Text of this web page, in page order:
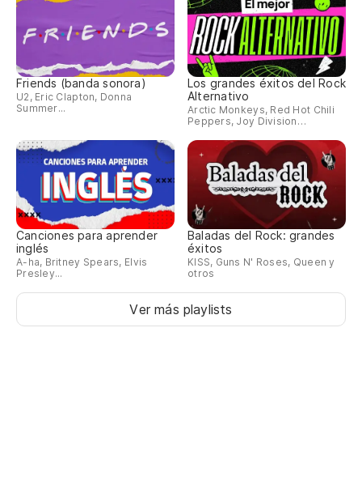
Friends (banda sonora)
U2, Eric Clapton, Donna
Summer...
Los grandes éxitos del Rock
Alternativo
Arctic Monkeys, Red Hot Chili
Peppers, Joy Division…
Canciones para aprender
inglés
A-ha, Britney Spears, Elvis
Presley...
Baladas del Rock: grandes
éxitos
KISS, Guns N' Roses, Queen y
otros
Ver más playlists